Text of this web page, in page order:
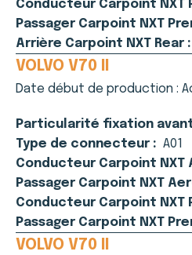
Conducteur Carpoint NXT
Passager Carpoint NXT
Arrière Carpoint NXT Rear :
VOLVO V70 II
Date début de production :
Particularité fixation
Type de connecteur : A01
Conducteur Carpoint
Passager Carpoint NXT
Conducteur Carpoint NXT
Passager Carpoint NXT
VOLVO V70 II